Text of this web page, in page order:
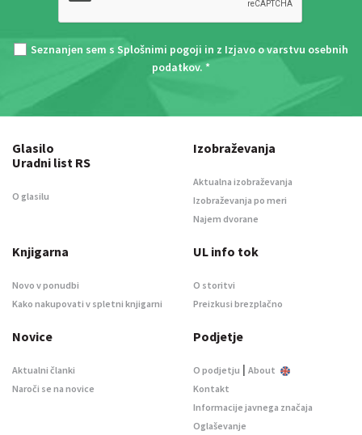
Seznanjen sem s Splošnimi pogoji in z Izjavo o varstvu osebnih
podatkov. *
Glasilo
Uradni list RS
O glasilu
Izobraževanja
Aktualna izobraževanja
Izobraževanja po meri
Najem dvorane
Knjigarna
Novo v ponudbi
Kako nakupovati v spletni knjigarni
UL info tok
O storitvi
Preizkusi brezplačno
Novice
Aktualni članki
Naroči se na novice
Podjetje
O podjetju | About
Kontakt
Informacije javnega značaja
Oglaševanje